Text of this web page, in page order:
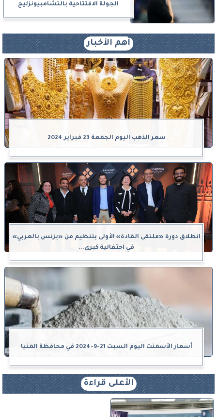
الجولة الافتتاحية بالتشامبيونزليج
أهم الأخبار
سعر الذهب اليوم الجمعة 23 فبراير 2024
انطلاق دورة «ملتقى القادة» الأولى بتنظيم من «بزنس بالعربي»
في احتفالية كبرى...
أسعار الأسمنت اليوم السبت 21-9-2024 في محافظة المنيا
الأعلى قراءة